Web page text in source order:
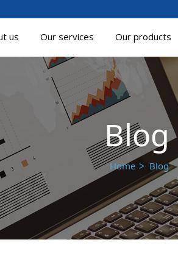
us Our services Our products
Blog
Home Blog